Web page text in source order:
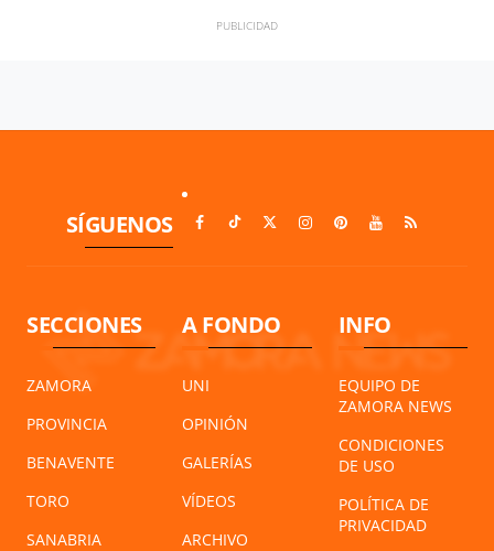
SÍGUENOS
SECCIONES
ZAMORA
PROVINCIA
BENAVENTE
TORO
SANABRIA
A FONDO
UNI
OPINIÓN
GALERÍAS
VÍDEOS
ARCHIVO
INFO
EQUIPO DE
ZAMORA NEWS
CONDICIONES
DE USO
POLÍTICA DE
PRIVACIDAD